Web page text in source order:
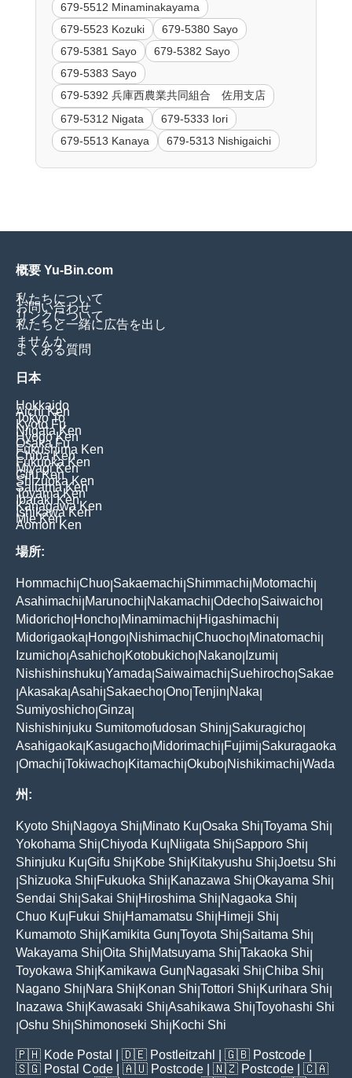
679-5512 Minaminakayama
679-5523 Kozuki
679-5380 Sayo
679-5381 Sayo
679-5382 Sayo
679-5383 Sayo
679-5392 兵庫西農業共同組合 佐用支店
679-5312 Nigata
679-5333 Iori
679-5513 Kanaya
679-5313 Nishigaichi
概要 Yu-Bin.com
私たちについて
お問い合わせ
リンクについて
私たちと一緒に広告を出し
ませんか
よくある質問
日本
Hokkaido
Aichi Ken
Tokyo To
Kyoto Fu
Niigata Ken
Hyogo Ken
Osaka Fu
Fukushima Ken
Chiba Ken
Fukuoka Ken
Miyagi Ken
Gifu Ken
Shizuoka Ken
Saitama Ken
Toyama Ken
Ibaraki Ken
Kanagawa Ken
Ishikawa Ken
Mie Ken
Aomori Ken
場所:
Hommachi Chuo Sakaemachi Shimmachi Motomachi
Asahimachi Marunochi Nakamachi Odecho Saiwaicho
Midoricho Honcho Minamimachi Higashimachi
Midorigaoka Hongo Nishimachi Chuocho Minatomachi
Izumicho Asahicho Kotobukicho Nakano Izumi
Nishishinshuku Yamada Saiwaimachi Suehirocho Sakae
Akasaka Asahi Sakaecho Ono Tenjin Naka
Sumiyoshicho Ginza
Nishishinjuku Sumitomofudosan Shinj Sakuragicho
Asahigaoka Kasugacho Midorimachi Fujimi Sakuragaoka
Omachi Tokiwacho Kitamachi Okubo Nishikimachi Wada
州:
Kyoto Shi Nagoya Shi Minato Ku Osaka Shi Toyama Shi
Yokohama Shi Chiyoda Ku Niigata Shi Sapporo Shi
Shinjuku Ku Gifu Shi Kobe Shi Kitakyushu Shi Joetsu Shi
Shizuoka Shi Fukuoka Shi Kanazawa Shi Okayama Shi
Sendai Shi Sakai Shi Hiroshima Shi Nagaoka Shi
Chuo Ku Fukui Shi Hamamatsu Shi Himeji Shi
Kumamoto Shi Kamikita Gun Toyota Shi Saitama Shi
Wakayama Shi Oita Shi Matsuyama Shi Takaoka Shi
Toyokawa Shi Kamikawa Gun Nagasaki Shi Chiba Shi
Nagano Shi Nara Shi Konan Shi Tottori Shi Kurihara Shi
Inazawa Shi Kawasaki Shi Asahikawa Shi Toyohashi Shi
Oshu Shi Shimonoseki Shi Kochi Shi
🇵🇭 Kode Postal | 🇩🇪 Postleitzahl | 🇬🇧 Postcode
🇸🇬 Postal Code | 🇦🇺 Postcode | 🇳🇿 Postcode | 🇨🇦